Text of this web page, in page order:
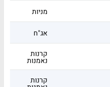
מניות
אג"ח
קרנות
נאמנות
קרנות